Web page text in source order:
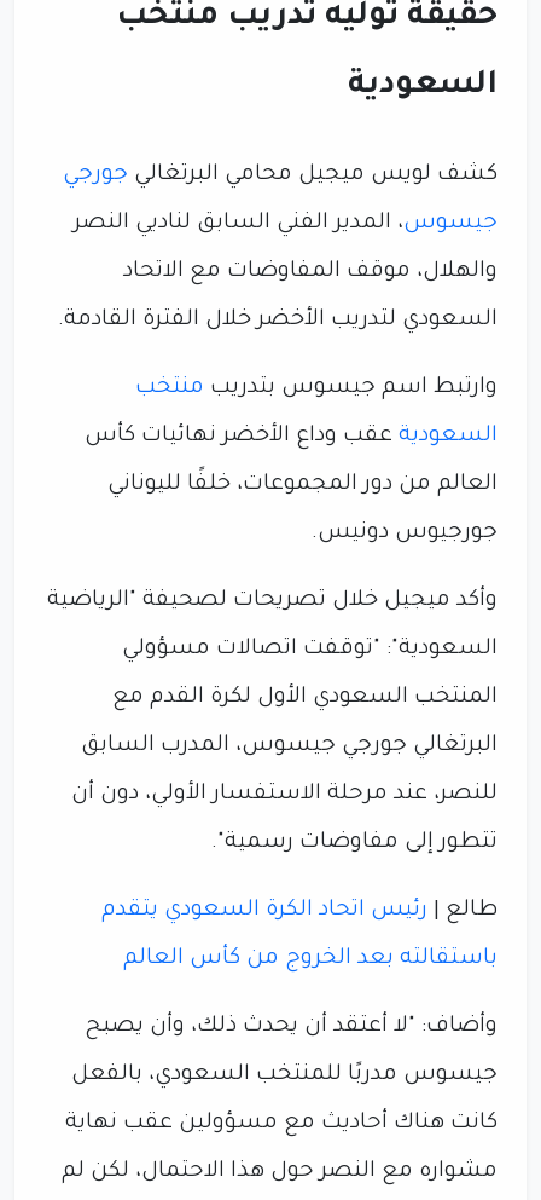
حقيقة توليه تدريب منتخب
السعودية
كشف لويس ميجيل محامي البرتغالي جورجي
جيسوس، المدير الفني السابق لناديي النصر
والهلال، موقف المفاوضات مع الاتحاد
السعودي لتدريب الأخضر خلال الفترة القادمة.
وارتبط اسم جيسوس بتدريب منتخب
السعودية عقب وداع الأخضر نهائيات كأس
العالم من دور المجموعات، خلفًا لليوناني
جورجيوس دونيس.
وأكد ميجيل خلال تصريحات لصحيفة "الرياضية
السعودية": "توقفت اتصالات مسؤولي
المنتخب السعودي الأول لكرة القدم مع
البرتغالي جورجي جيسوس، المدرب السابق
للنصر، عند مرحلة الاستفسار الأولي، دون أن
تتطور إلى مفاوضات رسمية".
طالع | رئيس اتحاد الكرة السعودي يتقدم
باستقالته بعد الخروج من كأس العالم
وأضاف: "لا أعتقد أن يحدث ذلك، وأن يصبح
جيسوس مدربًا للمنتخب السعودي، بالفعل
كانت هناك أحاديث مع مسؤولين عقب نهاية
مشواره مع النصر حول هذا الاحتمال، لكن لم